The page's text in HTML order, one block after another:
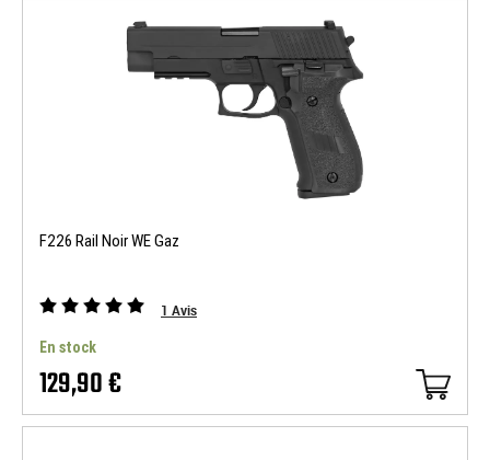
F226 Rail Noir WE Gaz
1 Avis
En stock
129,90 €